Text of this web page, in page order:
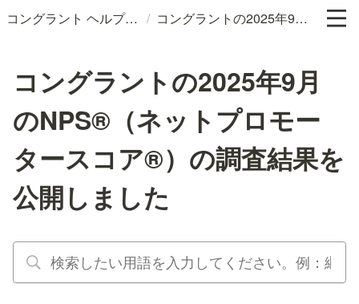
コングラント ヘルプサイト / コングラントの2025年9月のNPS®︎（ネットプロモータースコア®︎）の調査結果を公開しました
コングラントの2025年9月
のNPS®︎（ネットプロモー
タースコア®︎）の調査結果を
公開しました